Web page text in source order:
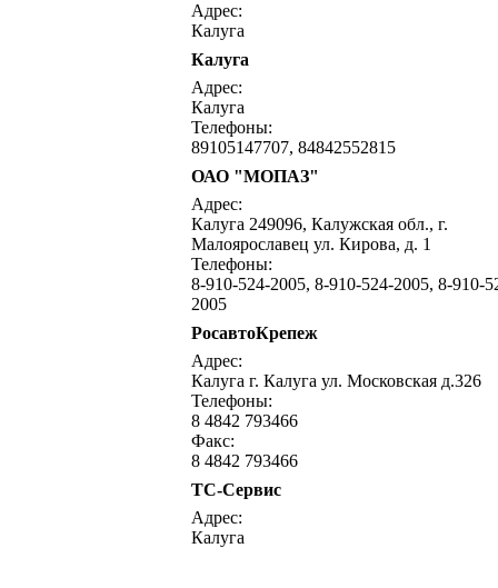
Адрес:
Калуга
Калуга
Адрес:
Калуга
Телефоны:
89105147707, 84842552815
ОАО "МОПАЗ"
Адрес:
Калуга 249096, Калужская обл., г.
Малоярославец ул. Кирова, д. 1
Телефоны:
8-910-524-2005, 8-910-524-2005, 8-910-
2005
РосавтоКрепеж
Адрес:
Калуга г. Калуга ул. Московская д.326
Телефоны:
8 4842 793466
Факс:
8 4842 793466
ТС-Сервис
Адрес:
Калуга